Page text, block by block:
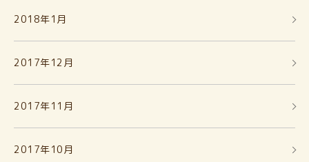
2018年1月
2017年12月
2017年11月
2017年10月